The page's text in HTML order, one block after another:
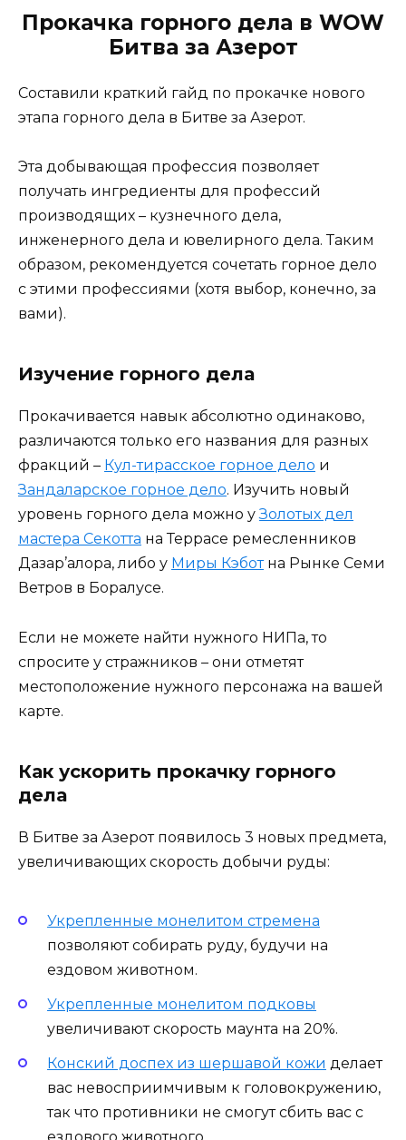
Прокачка горного дела в WOW
Битва за Азерот
Составили краткий гайд по прокачке нового
этапа горного дела в Битве за Азерот.
Эта добывающая профессия позволяет
получать ингредиенты для профессий
производящих – кузнечного дела,
инженерного дела и ювелирного дела. Таким
образом, рекомендуется сочетать горное дело
с этими профессиями (хотя выбор, конечно, за
вами).
Изучение горного дела
Прокачивается навык абсолютно одинаково,
различаются только его названия для разных
фракций – Кул-тирасское горное дело и
Зандаларское горное дело. Изучить новый
уровень горного дела можно уЗолотых дел
мастера Секотта на Террасе ремесленников
Дазар’алора, либо у Миры Кэботна Рынке Семи
Ветров в Боралусе.
Если не можете найти нужного НИПа, то
спросите у стражников – они отметят
местоположение нужного персонажа на вашей
карте.
Как ускорить прокачку горного
дела
В Битве за Азерот появилось 3 новых предмета,
увеличивающих скорость добычи руды:
Укрепленные монелитом стремена
позволяют собирать руду, будучи на
ездовом животном.
Укрепленные монелитом подковы
увеличивают скорость маунта на 20%.
Конский доспех из шершавой кожи делает
вас невосприимчивым к головокружению,
так что противники не смогут сбить вас с